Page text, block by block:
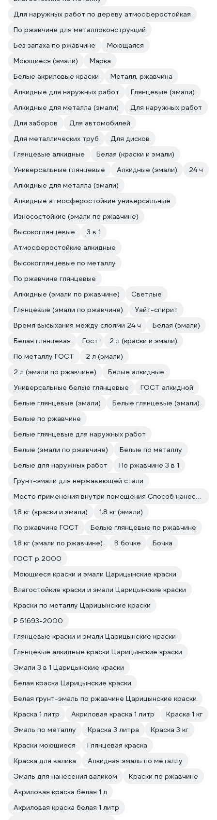
Для наружных работ по дереву атмосферостойкая
По ржавчине для металлоконструкций
Без запаха по ржавчине
Моющаяся
Моющиеся (эмали)
Марка
Белые акриловые краски
Металл, ржавчина
Алкидные для наружных работ
Глянцевые (эмали)
Алкидные для металла (эмали)
Для наружных работ
Для заборов
Для автомобилей
Для металлических труб
Для дисков
Глянцевые алкидные
Белая (краски и эмали)
Универсальные глянцевые
Алкидные (эмали)
24 ч
Алкидные для металла (эмали)
Алкидные атмосферостойкие универсальные
Износостойкие (эмали по ржавчине)
Высокоглянцевые
3 в 1
Атмосферостойкие алкидные
Высокоглянцевые по металлу
По ржавчине глянцевые
Алкидные (эмали по ржавчине)
Светлые
Глянцевые (эмали по ржавчине)
Уайт-спирит
Время высыхания между слоями 24 ч
Белая (эмали)
Белая глянцевая
Гост
2 л (краски и эмали)
По металлу ГОСТ
2 л (эмали)
2 л (эмали по ржавчине)
Белые алкидные
Универсальные белые глянцевые
ГОСТ алкидной
Белые глянцевые (эмали)
Белые глянцевые (эмали)
Белые по ржавчине
Белые глянцевые для наружных работ
Белые (эмали по ржавчине)
Белые по металлу
Белые для наружных работ
По ржавчине 3 в 1
Грунт-эмали для нержавеющей стали
Место применения внутри помещения Способ нанесения краскораспылитель
1.8 кг (краски и эмали)
1.8 кг (эмали)
По ржавчине ГОСТ
Белые глянцевые по ржавчине
1.8 кг (эмали по ржавчине)
В бочке
Бочка
ГОСТ р 2000
Моющиеся краски и эмали Царицынские краски
Влагостойкие краски и эмали Царицынские краски
Краски по металлу Царицынские краски
Р 51693-2000
Глянцевые краски и эмали Царицынские краски
Глянцевые алкидные краски Царицынские краски
Эмали 3 в 1 Царицынские краски
Белая краска Царицынские краски
Белая грунт-эмаль по ржавчине Царицынские краски
Краска 1 литр
Акриловая краска 1 литр
Краска 1 кг
Эмаль по металлу
Краска 3 литра
Краска 3 кг
Краски моющиеся
Глянцевая краска
Краска для валика
Алкидная эмаль по металлу
Эмаль для нанесения валиком
Краски по ржавчине
Акриловая краска белая 1 л
Акриловая краска белая 1 литр